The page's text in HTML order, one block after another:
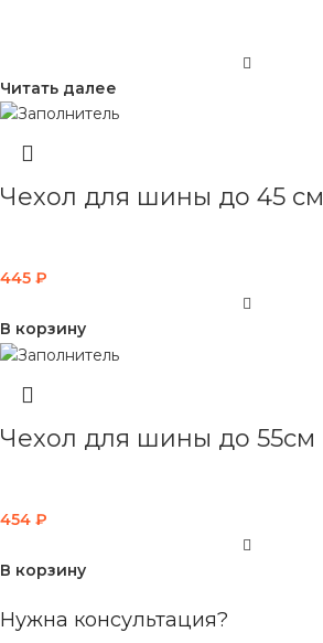
Читать далее
Чехол для шины до 45 см
445 ₽
В корзину
Чехол для шины до 55см
454 ₽
В корзину
Нужна консультация?